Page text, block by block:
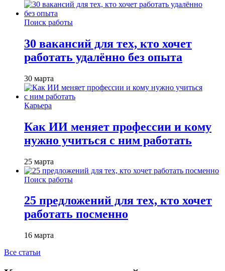
Поиск работы
30 вакансий для тех, кто хочет
работать удалённо без опыта
30 марта
Карьера
Как ИИ меняет профессии и кому
нужно учиться с ним работать
25 марта
Поиск работы
25 предложений для тех, кто хочет
работать посменно
16 марта
Все статьи